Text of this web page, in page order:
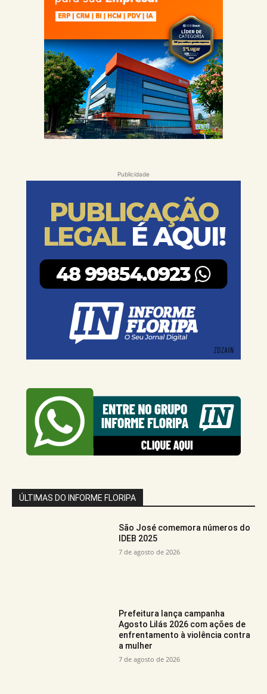
Publicidade
ÚLTIMAS DO INFORME FLORIPA
São José comemora números do
IDEB 2025
7 de agosto de 2026
Prefeitura lança campanha
Agosto Lilás 2026 com ações de
enfrentamento à violência contra
a mulher
7 de agosto de 2026